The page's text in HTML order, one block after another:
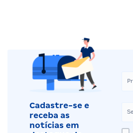
Cadastre-se e
receba as
notícias em